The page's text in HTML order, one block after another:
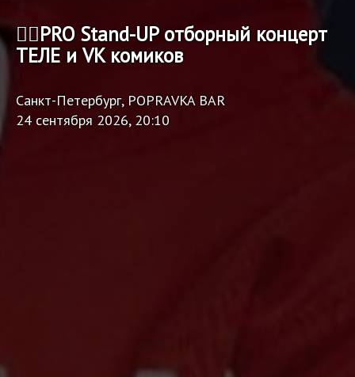
🏴‍☠️PRO Stand-UP отборный концерт
ТЕЛЕ и VK комиков
Санкт-Петербург, POPRAVKA BAR
24 сентября 2026, 20:10